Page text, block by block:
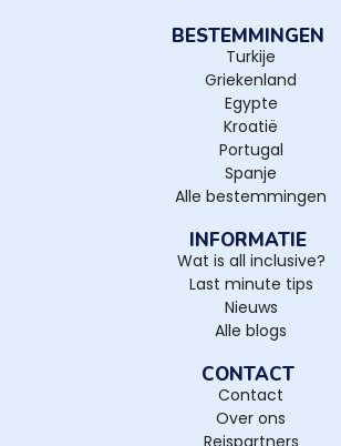
BESTEMMINGEN
Turkije
Griekenland
Egypte
Kroatië
Portugal
Spanje
Alle bestemmingen
INFORMATIE
Wat is all inclusive?
Last minute tips
Nieuws
Alle blogs
CONTACT
Contact
Over ons